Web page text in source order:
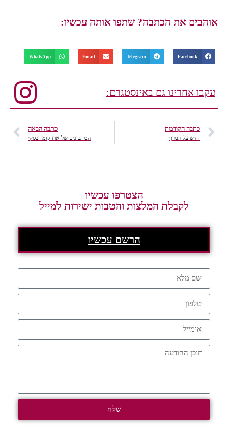
אוהבים את הכתבה? שתפו אותה עכשיו:
Facebook
Telegram
Email
WhatsApp
עקבו אחרינו גם באינסטגרם:
כתבה הקודמת
חדש על המדף
כתבה הבאה
המתכונים של ארז קומרובסקי
הצטרפו עכשיו
לקבלת המלצות והטבות ישירות למייל
הרשם עכשיו
שלח